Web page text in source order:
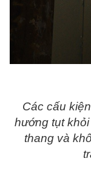
Các cấu
hướng tụt
thang và